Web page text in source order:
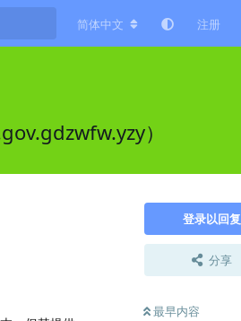
简体中文 注册
）
登录以回复
分享
最早内容